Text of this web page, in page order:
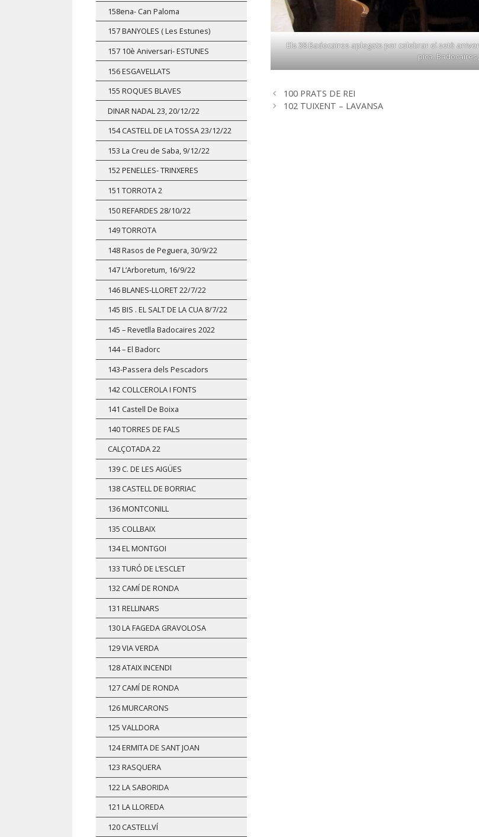
Els 38 Badocaires aplegats per celebrar el setè
pica.
100 PRATS DE REI
102 TUIXENT – LAVANSA
158ena- Can Paloma
157 BANYOLES ( Les Estunes)
157 10è Aniversari- ESTUNES
156 ESGAVELLATS
155 ROQUES BLAVES
DINAR NADAL 23, 20/12/22
154 CASTELL DE LA TOSSA 23/12/22
153 La Creu de Saba, 9/12/22
152 PENELLES- TRINXERES
151 TORROTA 2
150 REFARDES 28/10/22
149 TORROTA
148 Rasos de Peguera, 30/9/22
147 L’Arboretum, 16/9/22
146 BLANES-LLORET 22/7/22
145 BIS . EL SALT DE LA CUA 8/7/22
145 – Revetlla Badocaires 2022
144 – El Badorc
143-Passera dels Pescadors
142 COLLCEROLA I FONTS
141 Castell De Boixa
140 TORRES DE FALS
CALÇOTADA 22
139 C. DE LES AIGÜES
138 CASTELL DE BORRIAC
136 MONTCONILL
135 COLLBAIX
134 EL MONTGOI
133 TURÓ DE L’ESCLET
132 CAMÍ DE RONDA
131 RELLINARS
130 LA FAGEDA GRAVOLOSA
129 VIA VERDA
128 ATAIX INCENDI
127 CAMÍ DE RONDA
126 MURCARONS
125 VALLDORA
124 ERMITA DE SANT JOAN
123 RASQUERA
122 LA SABORIDA
121 LA LLOREDA
120 CASTELLVÍ